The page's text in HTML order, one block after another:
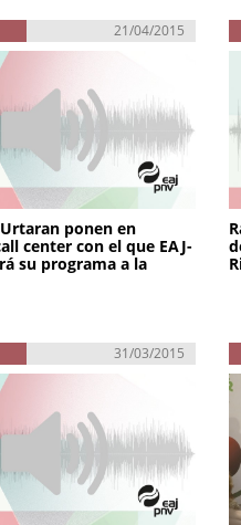
21/04/2015
ponen en
center con el que EAJ-
su programa a la
31/03/2015